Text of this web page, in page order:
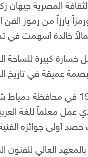
المصرية جيهان
بارزاً من رموز
خالدة أسهمت في
خسارة كبيرة للساحة
عميقة في تاريخ
وُلد عبد الرحمن أبو زهرة
عمل معلماً للغة
أولى جوائزه
العالي